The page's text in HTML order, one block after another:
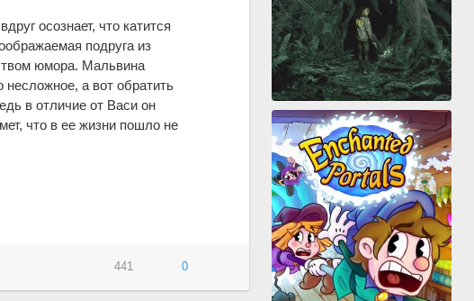
осознает, что катится
подруга из
юмора. Мальвина
а вот обратить
в отличие от Васи он
что в ее жизни пошло не
441 0